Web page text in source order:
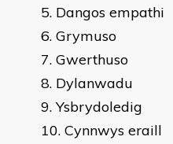
Dangos empathi
Grymuso
Gwerthuso
Dylanwadu
Ysbrydoledig
Cynnwys eraill